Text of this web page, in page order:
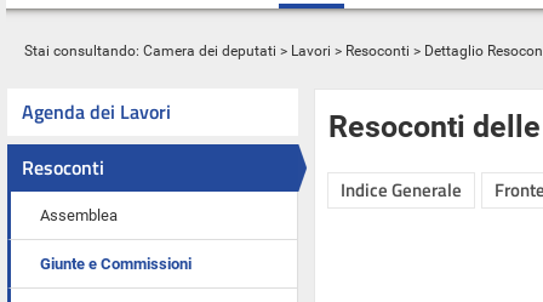
Stai consultando: Camera dei deputati > Lavori > Resoconti > Dettaglio
Agenda dei Lavori
Resoconti
Assemblea
Giunte e Commissioni
Resoconti
Indice Generale